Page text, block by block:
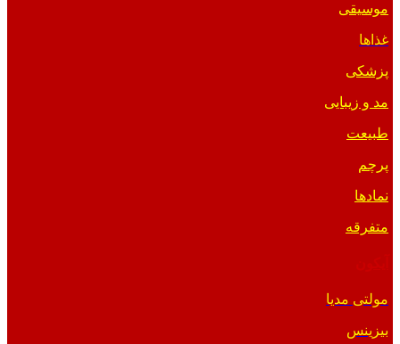
موسیقی
غذاها
پزشکی
مد و زیبایی
طبیعت
پرچم
نمادها
متفرقه
مولتی مدیا
بیزینس